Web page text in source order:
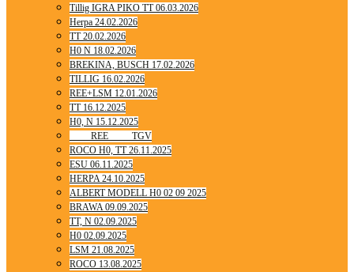
Tillig IGRA PIKO TT 06.03.2026
Herpa 24.02.2026
TT 20.02.2026
H0 N 18.02.2026
BREKINA, BUSCH 17.02.2026
TILLIG 16.02.2026
REE+LSM 12.01.2026
TT 16.12.2025
H0, N 15.12.2025
____ REE ____ TGV
ROCO H0, TT 26.11.2025
ESU 06.11.2025
HERPA 24.10.2025
ALBERT MODELL H0 02 09 2025
BRAWA 09.09.2025
TT, N 02.09.2025
H0 02.09.2025
LSM 21.08.2025
ROCO 13.08.2025